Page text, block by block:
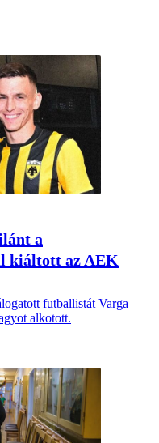
a
kiáltott az AEK
futballistát Varga
alkotott.